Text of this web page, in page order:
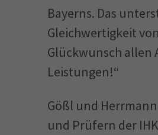
Bayerns. Das
Gleichwertigkeit
Glückwunsch allen
Leistungen!“
Gößl und
und Prüfern der